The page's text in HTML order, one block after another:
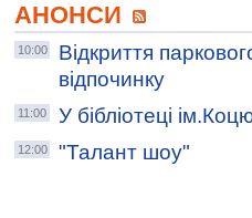
АНОНСИ
10:00
Відкриття
відпочинку
11:00 У бібліотеці
12:00
"Талант шоу"